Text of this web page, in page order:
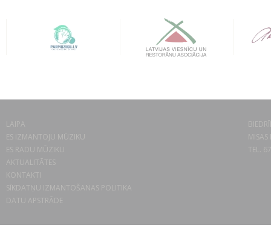
LAIPA
ES IZMANTOJU MŪZIKU
ES RADU MŪZIKU
AKTUALITĀTES
KONTAKTI
SĪKDATŅU IZMANTOŠANAS POLITIKA
DATU APSTRĀDE
TEL.